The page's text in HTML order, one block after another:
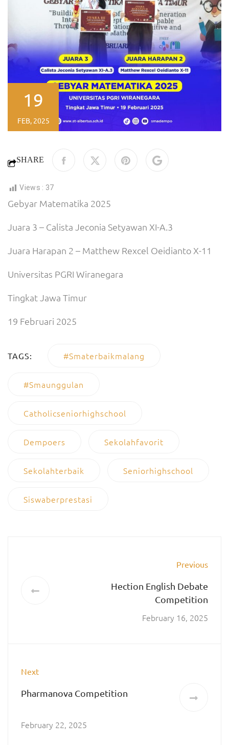
19
FEB, 2025
SHARE
Views : 37
Gebyar Matematika 2025
Juara 3 – Calista Jeconia Setyawan XI-A.3
Juara Harapan 2 – Matthew Rexcel Oeidianto X-11
Universitas PGRI Wiranegara
Tingkat Jawa Timur
19 Februari 2025
TAGS: #smaterbaikmalang
#smaunggulan
Catholicseniorhighschool
Dempoers Sekolahfavorit
Sekolahterbaik Seniorhighschool
Siswaberprestasi
Previous
Hection English Debate
Competition
February 16, 2025
Next
Pharmanova Competition
February 22, 2025